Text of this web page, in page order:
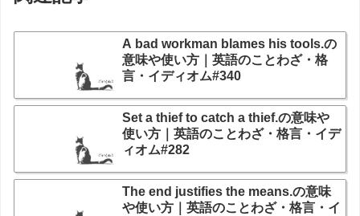
A bad workman blames his tools.の
意味や使い方｜英語のことわざ・格
言・イディオム#340
Set a thief to catch a thief.の意味や
使い方｜英語のことわざ・格言・イデ
ィオム#282
The end justifies the means.の意味
や使い方｜英語のことわざ・格言・イ